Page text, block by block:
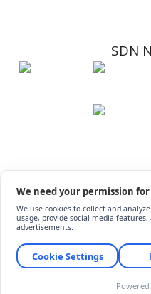
SDN
©